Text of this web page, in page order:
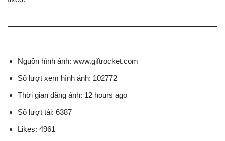
Nguồn hình ảnh: www.giftrocket.com
Số lượt xem hình ảnh: 102772
Thời gian đăng ảnh: 12 hours ago
Số lượt tải: 6387
Likes: 4961